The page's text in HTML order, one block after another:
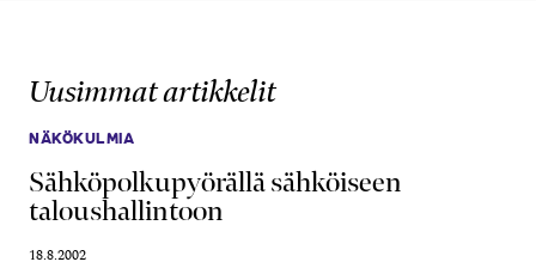
Uusimmat artikkelit
NÄKÖKULMIA
Sähköpolkupyörällä sähköiseen
taloushallintoon
18.8.2002